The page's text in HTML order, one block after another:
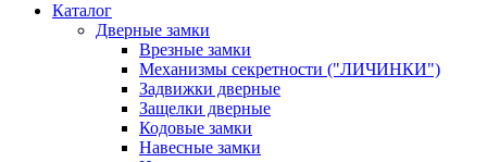
Каталог
Дверные замки
Врезные замки
Механизмы секретности ("ЛИЧИНКИ")
Задвижки дверные
Защелки дверные
Кодовые замки
Навесные замки